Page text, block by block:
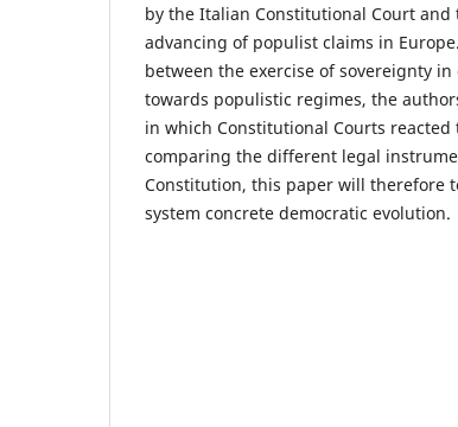
by the Italian Constitutional Court
advancing of populist claims in
between the exercise of sovereignty
towards populistic regimes, the
in which Constitutional Courts
comparing the different legal
Constitution, this paper will therefore
system concrete democratic evolution.